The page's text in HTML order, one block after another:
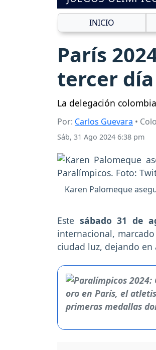
INICIO
París
tercer
La delegación
Por: Carlos Guevara •
Sáb, 31 Ago 2024 6:38 pm
Karen Palomeque
Este sábado 31 de
internacional,
ciudad luz, dejando